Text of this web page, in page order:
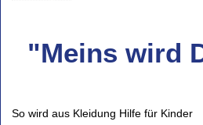
"Meins wird
So wird aus Kleidung Hilfe für Kinder